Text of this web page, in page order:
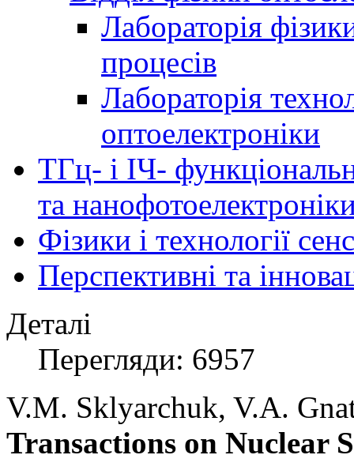
Лабораторія
процесів
Лабораторія
оптоелектроніки
ТГц- і ІЧ-
та
Фізики і технології
Перспективні та
Деталі
Перегляди: 6957
V.M. Sklyarchuk, V.A.
Transactions on Nuclear